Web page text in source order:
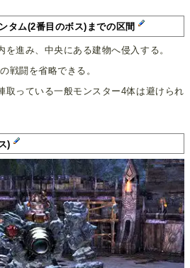
タム(2番目のボス)までの区間
を進み、中央にある建物へ侵入する。
戦闘を省略できる。
取っている一般モンスター4体は避けられ
)